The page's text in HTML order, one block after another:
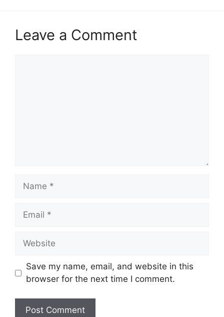
Leave a Comment
Name
Email
Website
Save my name, email, and website in this
browser for the next time I comment.